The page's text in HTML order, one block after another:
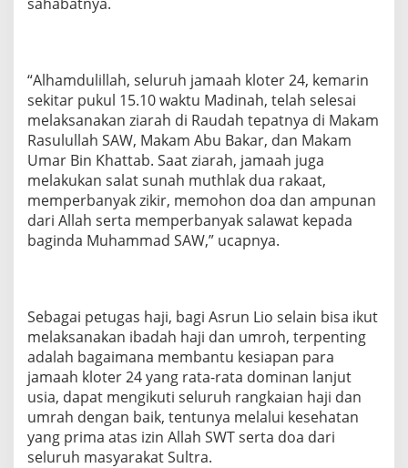
a
k
a
m
R
a
s
u
l
u
l
“Alhamdulillah, seluruh jamaah kloter 24, kemarin
sekitar pukul 15.10 waktu Madinah, telah selesai
melaksanakan ziarah di Raudah tepatnya di Makam
Rasulullah SAW, Makam Abu Bakar, dan Makam
Umar Bin Khattab. Saat ziarah, jamaah juga
melakukan salat sunah muthlak dua rakaat,
memperbanyak zikir, memohon doa dan ampunan
dari Allah serta memperbanyak salawat kepada
baginda Muhammad SAW,” ucapnya.
Sebagai petugas haji, bagi Asrun Lio selain bisa ikut
melaksanakan ibadah haji dan umroh, terpenting
adalah bagaimana membantu kesiapan para
jamaah kloter 24 yang rata-rata dominan lanjut
usia, dapat mengikuti seluruh rangkaian haji dan
umrah dengan baik, tentunya melalui kesehatan
yang prima atas izin Allah SWT serta doa dari
seluruh masyarakat Sultra.